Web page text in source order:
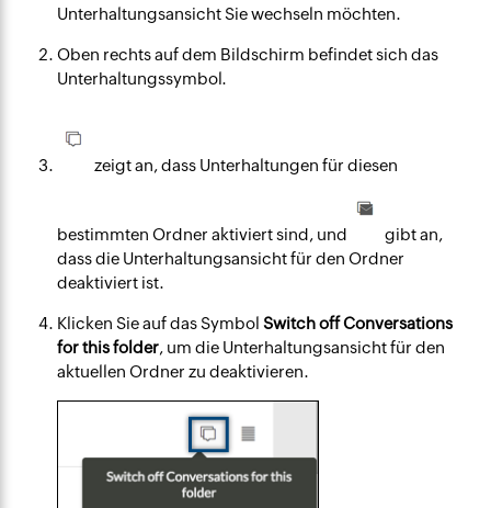
Unterhaltungsansicht Sie wechseln möchten.
Oben rechts auf dem Bildschirm befindet sich das
Unterhaltungssymbol.
zeigt an, dass Unterhaltungen für diesen
bestimmten Ordner aktiviert sind, und
gibt an,
dass die Unterhaltungsansicht für den Ordner
deaktiviert ist.
Klicken Sie auf das SymbolSwitch off Conversations
for this folder, um die Unterhaltungsansicht für den
aktuellen Ordner zu deaktivieren.